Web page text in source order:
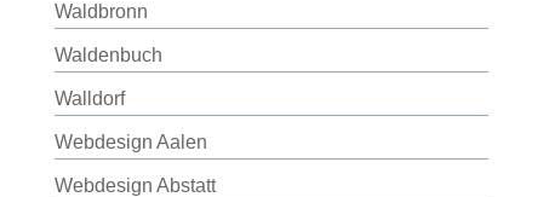
Waldbronn
Waldenbuch
Walldorf
Webdesign Aalen
Webdesign Abstatt